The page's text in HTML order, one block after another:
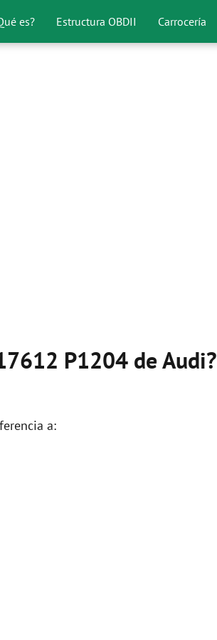
es? Estructura OBDII Carrocería
P1204 de Audi?
a: